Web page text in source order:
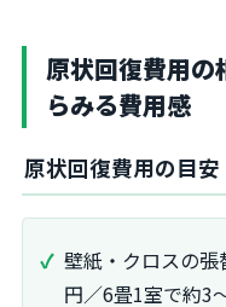
原状回復費用の
らみる費用感
原状回復費用の目安
壁紙・クロスの
円／6畳1室で約3